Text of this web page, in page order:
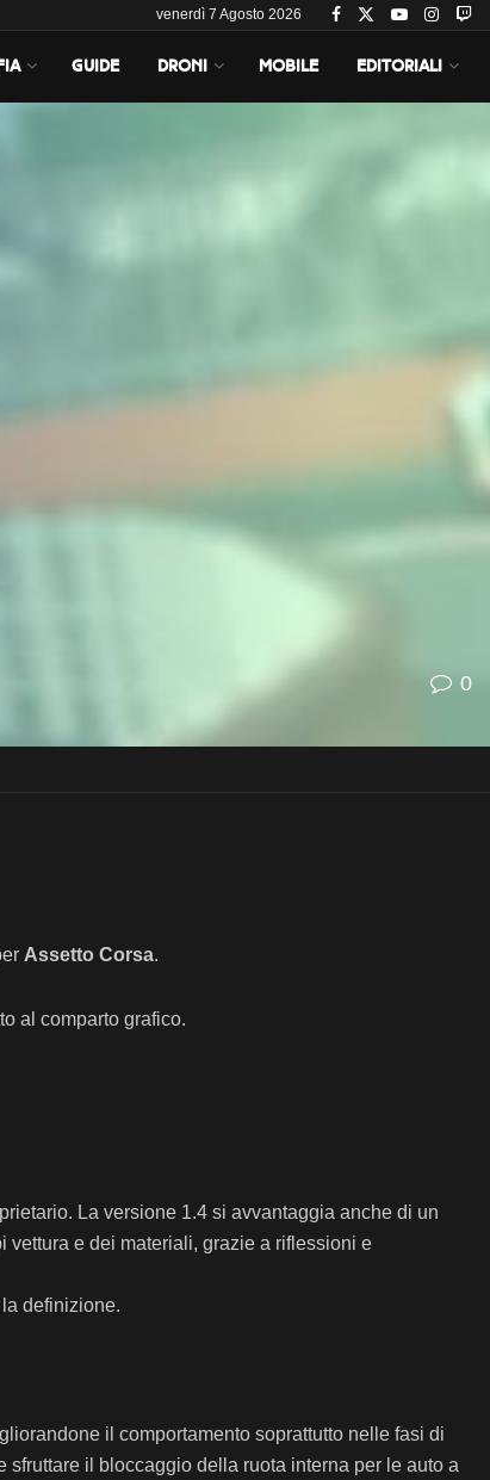
venerdì 7 Agosto 2026
GUIDE DRONI MOBILE EDITORIALI
0
Assetto Corsa.
al comparto grafico.
La versione 1.4 si avvantaggia anche di un
e dei materiali, grazie a riflessioni e
definizione.
il comportamento soprattutto nelle fasi di
il bloccaggio della ruota interna per le auto a